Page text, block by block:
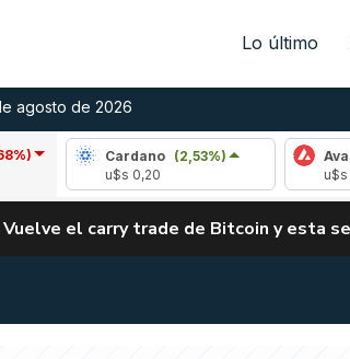
Lo último
agosto de 2026
Cardano (2,53%)
Avalanche
Vuelve el carry trade de Bitcoin y esta